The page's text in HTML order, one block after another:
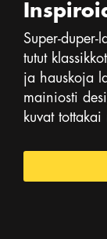
Super-duper-
tutut
ja hauskoja
mainiosti
kuvat